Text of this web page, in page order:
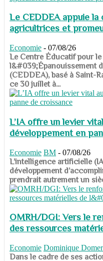
Le CEDDEA appuie
agricultrices et
Economie - 07/08/26
​​​​​​​Le Centre Éducatif pour
l&#039;Épanouissement
(CEDDEA), basé à Saint-
ce 30 juillet à...
L’IA offre un levier
développement en
Economie BM - 07/08/26
​​​​​​​L’intelligence artificielle
développement
prendrait autrement un
OMRH/DGI: Vers le
des ressources
Economie Dominique
Dans le cadre de ses